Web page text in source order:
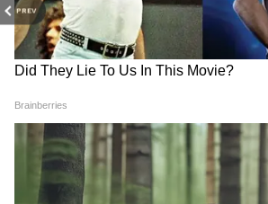
PREV
এটি সুন্দর এবং উজ্জ্বল রঙের
ডিসপ্লে সহ আসে